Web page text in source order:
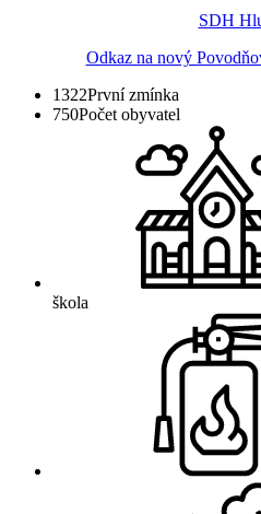
SDH
Odkaz na nový
1322První zmínka
750Počet obyvatel
škola